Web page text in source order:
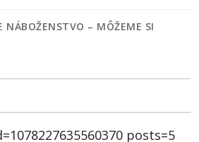
NÁBOŽENSTVO – MÔŽEME SI
posts=5